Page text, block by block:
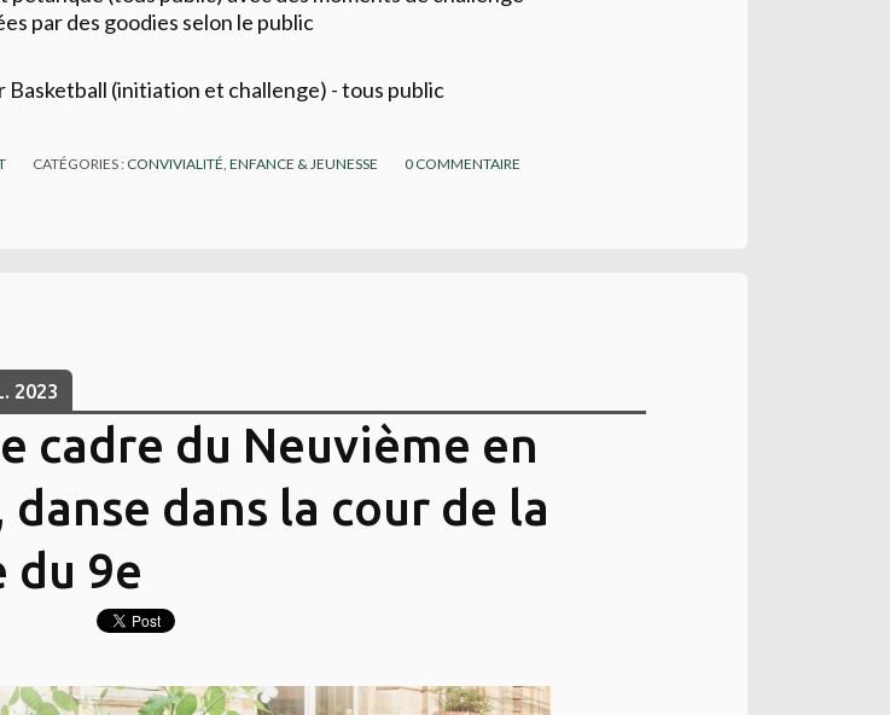
par des goodies selon le public
Basketball (initiation et challenge) - tous public
CATÉGORIES : CONVIVIALITÉ,ENFANCE & JEUNESSE 0 COMMENTAIRE
2023
cadre du Neuvième en
danse dans la cour de la
du 9e